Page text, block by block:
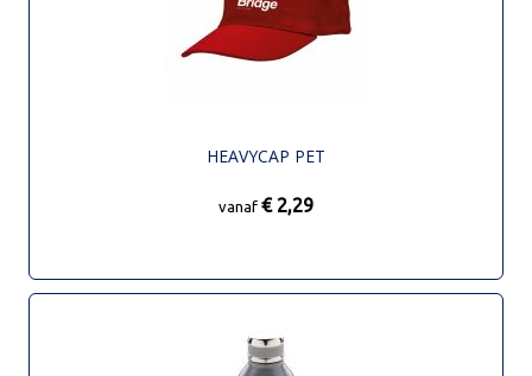
HEAVYCAP PET
vanaf € 2,29